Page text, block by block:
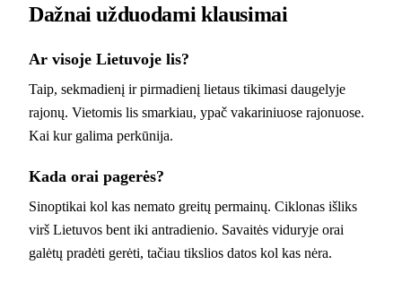
Dažnai užduodami klausimai
Ar visoje Lietuvoje lis?
Taip, sekmadienį ir pirmadienį lietaus tikimasi daugelyje
rajonų. Vietomis lis smarkiau, ypač vakariniuose rajonuose.
Kai kur galima perkūnija.
Kada orai pagerės?
Sinoptikai kol kas nemato greitų permainų. Ciklonas išliks
virš Lietuvos bent iki antradienio. Savaitės viduryje orai
galėtų pradėti gerėti, tačiau tikslios datos kol kas nėra.